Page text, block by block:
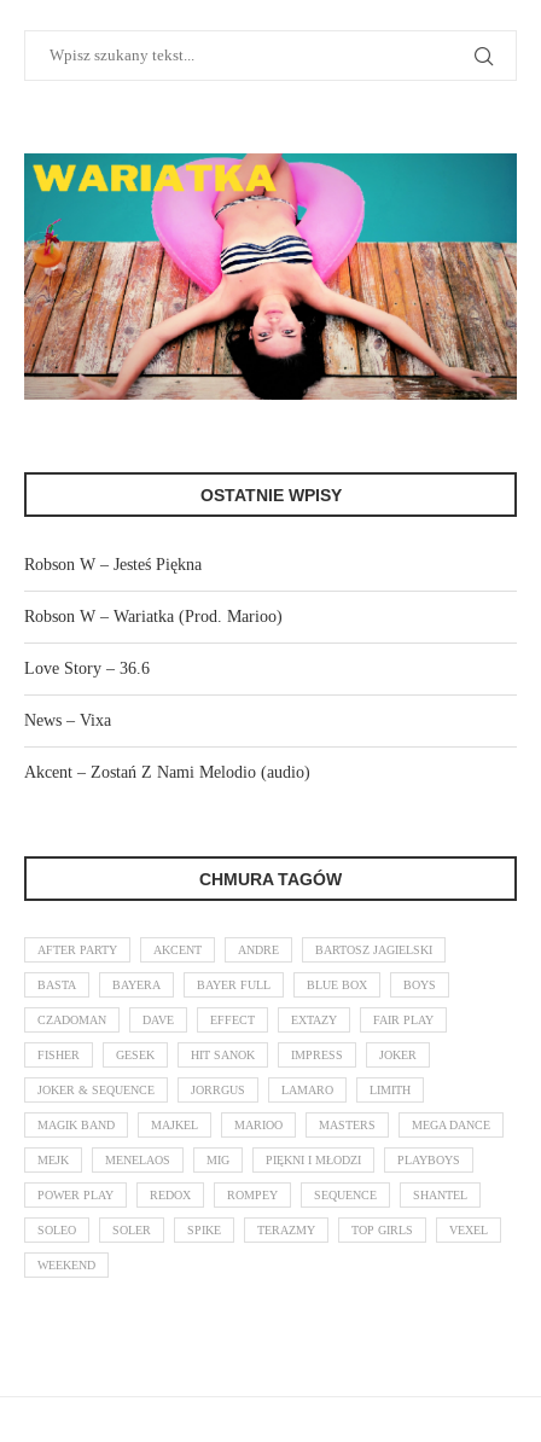
OSTATNIE WPISY
Robson W – Jesteś Piękna
Robson W – Wariatka (Prod. Marioo)
Love Story – 36.6
News – Vixa
Akcent – Zostań Z Nami Melodio (audio)
CHMURA TAGÓW
AFTER PARTY AKCENT ANDRE BARTOSZ JAGIELSKI
BASTA BAYERA BAYER FULL BLUE BOX BOYS
CZADOMAN DAVE EFFECT EXTAZY FAIR PLAY
FISHER GESEK HIT SANOK IMPRESS JOKER
JOKER & SEQUENCE JORRGUS LAMARO LIMITH
MAGIK BAND MAJKEL MARIOO MASTERS MEGA DANCE
MEJK MENELAOS MIG PIĘKNI I MŁODZI PLAYBOYS
POWER PLAY REDOX ROMPEY SEQUENCE SHANTEL
SOLEO SOLER SPIKE TERAZMY TOP GIRLS VEXEL
WEEKEND